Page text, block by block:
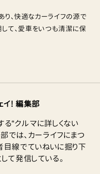
、快適なカーライフの源で
して、愛車をいつも清潔に保
イ! 編集部
る“クルマに詳しくない
では、カーライフにまつ
目線でていねいに掘り下
て発信している。